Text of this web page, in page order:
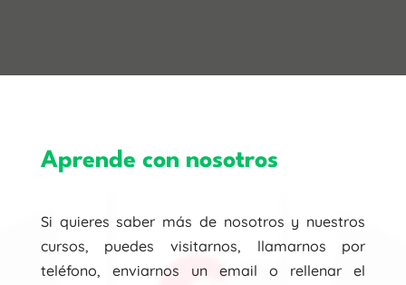
Aprende con nosotros
Si quieres saber más de nosotros y nuestros
cursos, puedes visitarnos, llamarnos por
teléfono, enviarnos un email o rellenar el